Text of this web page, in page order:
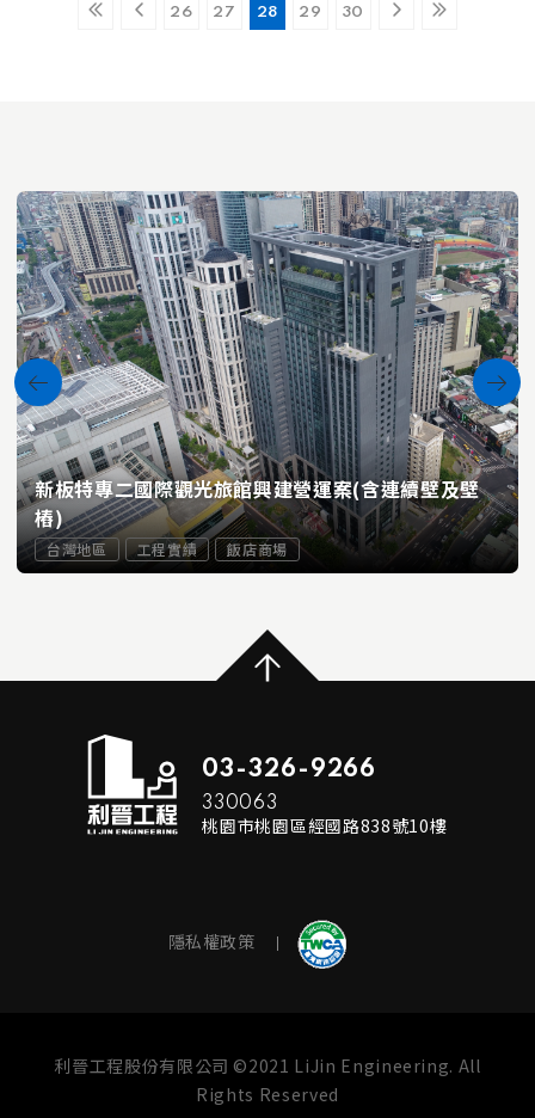
26 27 28 29 30
新板特專二國際觀光旅館興建營運案(含連續壁及壁
樁)
台灣地區 工程實績 飯店商場
03-326-9266
330063
桃園市桃園區經國路838號10樓
隱私權政策
利晉工程股份有限公司 ©2021 LiJin Engineering. All
Rights Reserved